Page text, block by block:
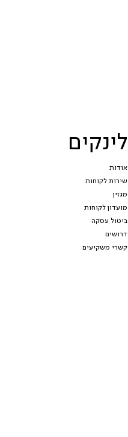
לינקים
אודות
שירות לקוחות
מגזין
מועדון לקוחות
ביטול עסקה
דרושים
קשרי משקיעים